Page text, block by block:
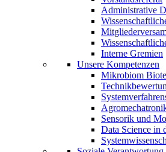
Administrative
Interne Gremien
Unsere Kompetenzen
Mikrobiom
Sensorik und
Data Science in